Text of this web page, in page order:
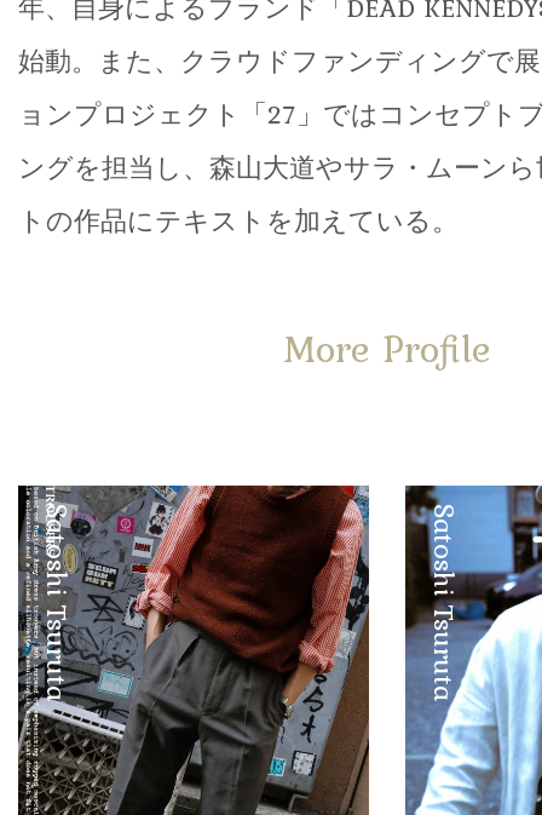
始動。また、クラウドファンディングで
ョンプロジェクト「27」ではコンセプト
ングを担当し、森山大道やサラ・ムーン
トの作品にテキストを加えている。
More Profile
Satoshi Tsuruta Satoshi Tsuruta